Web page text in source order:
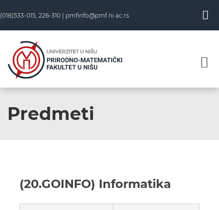
(018)533-015, 226-310 | pmfinfo@pmf.ni.ac.rs
Predmeti
(20.GOINFO) Informatika